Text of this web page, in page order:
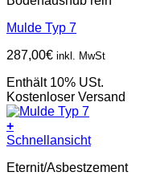
Mulde Typ 7
287,00€ inkl. MwSt
Enthält 10% USt.
Kostenloser Versand
+
Schnellansicht
Eternit/Asbestzement